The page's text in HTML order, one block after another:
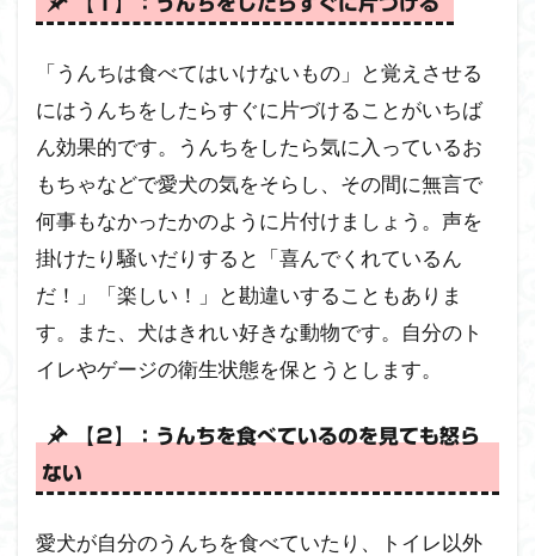
「うんちは食べてはいけないもの」と覚えさせる
にはうんちをしたらすぐに片づけることがいちば
ん効果的です。うんちをしたら気に入っているお
もちゃなどで愛犬の気をそらし、その間に無言で
何事もなかったかのように片付けましょう。声を
掛けたり騒いだりすると「喜んでくれているん
だ！」「楽しい！」と勘違いすることもありま
す。また、犬はきれい好きな動物です。自分のト
イレやゲージの衛生状態を保とうとします。
【２】：うんちを食べているのを見ても怒ら
ない
愛犬が自分のうんちを食べていたり、トイレ以外